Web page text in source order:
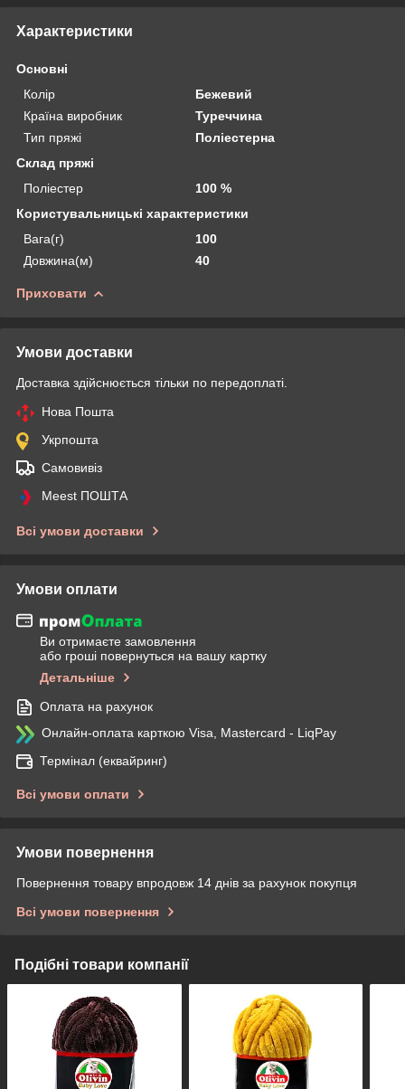
Характеристики
Основні
Колір
Бежевий
Країна виробник
Туреччина
Тип пряжі
Поліестерна
Склад пряжі
Поліестер
100 %
Користувальницькі характеристики
Вага(г)
100
Довжина(м)
40
Приховати
Умови доставки
Доставка здійснюється тільки по передоплаті.
Нова Пошта
Укрпошта
Самовивіз
Meest ПОШТА
Всі умови доставки
Умови оплати
Ви отримаєте замовлення
або гроші повернуться на вашу картку
Детальніше
Оплата на рахунок
Онлайн-оплата карткою Visa, Mastercard - LiqPay
Термінал (еквайринг)
Всі умови оплати
Умови повернення
Повернення товару впродовж 14 днів за рахунок покупця
Всі умови повернення
Подібні товари компанії